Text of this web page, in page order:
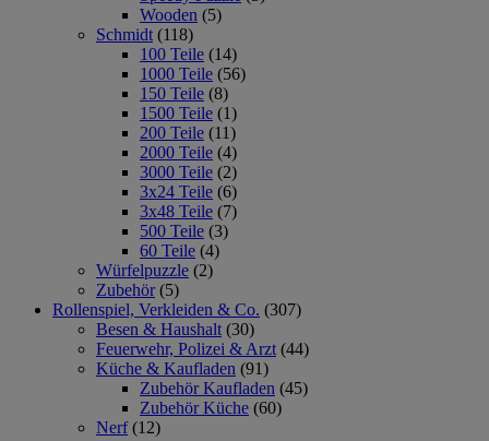
Wooden (5)
Schmidt (118)
100 Teile (14)
1000 Teile (56)
150 Teile (8)
1500 Teile (1)
200 Teile (11)
2000 Teile (4)
3000 Teile (2)
3x24 Teile (6)
3x48 Teile (7)
500 Teile (3)
60 Teile (4)
Würfelpuzzle (2)
Zubehör (5)
Rollenspiel, Verkleiden & Co. (307)
Besen & Haushalt (30)
Feuerwehr, Polizei & Arzt (44)
Küche & Kaufladen (91)
Zubehör Kaufladen (45)
Zubehör Küche (60)
Nerf (12)